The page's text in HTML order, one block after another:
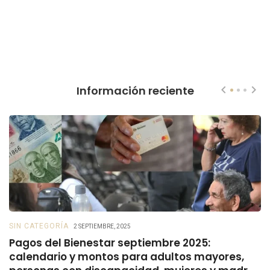
Información reciente
SIN CATEGORÍA 2 SEPTIEMBRE, 2025
Pagos del Bienestar septiembre 2025:
calendario y montos para adultos mayores,